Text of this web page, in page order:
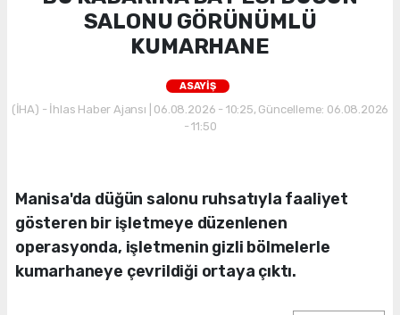
SALONU GÖRÜNÜMLÜ
KUMARHANE
ASAYİŞ
(İHA) - İhlas Haber Ajansı | 06.08.2026 - 10:25, Güncelleme: 06.08.2026
- 11:50
Manisa'da düğün salonu ruhsatıyla faaliyet
gösteren bir işletmeye düzenlenen
operasyonda, işletmenin gizli bölmelerle
kumarhaneye çevrildiği ortaya çıktı.